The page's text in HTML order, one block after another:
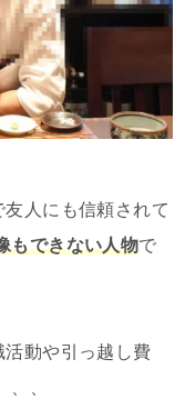
人にも信頼されて
もできない人物で
動や引っ越し費
、